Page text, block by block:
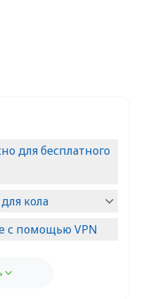
для бесплатного
кола
с помощью VPN